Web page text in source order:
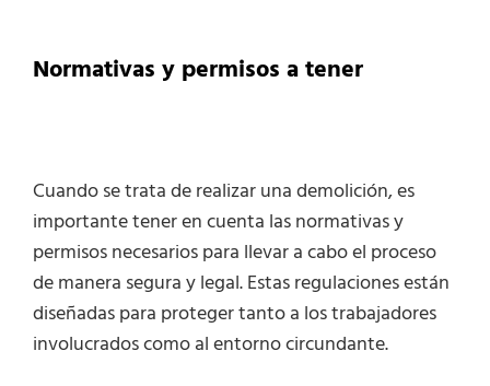
Normativas y permisos a tener
Cuando se trata de realizar una demolición, es
importante tener en cuenta las normativas y
permisos necesarios para llevar a cabo el proceso
de manera segura y legal. Estas regulaciones están
diseñadas para proteger tanto a los trabajadores
involucrados como al entorno circundante.